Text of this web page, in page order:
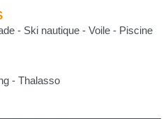
- Ski nautique - Voile - Piscine
- Thalasso